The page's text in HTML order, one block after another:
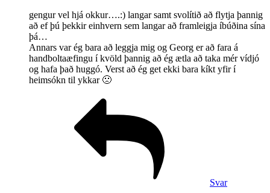
gengur vel hjá okkur….:) langar samt svolítið að flytja þannig
að ef þú þekkir einhvern sem langar að framleigja íbúðina sína
þá…
Annars var ég bara að leggja mig og Georg er að fara á
handboltaæfingu í kvöld þannig að ég ætla að taka mér vídjó
og hafa það huggó. Verst að ég get ekki bara kíkt yfir í
heimsókn til ykkar 🙁
Svar